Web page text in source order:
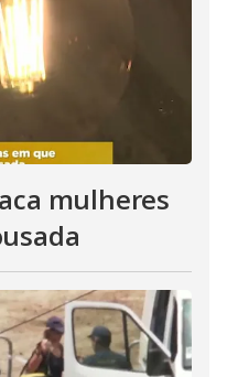
mulheres